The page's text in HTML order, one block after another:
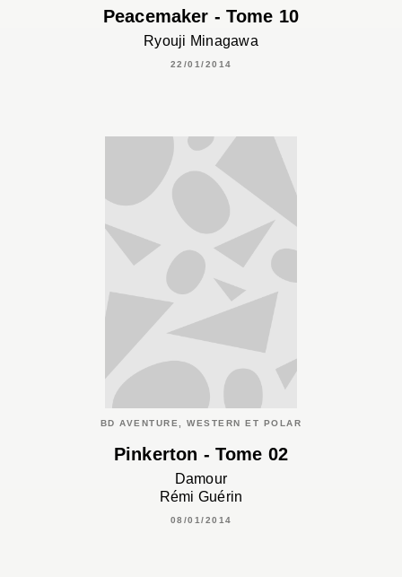
Peacemaker - Tome 10
Ryouji Minagawa
22/01/2014
BD AVENTURE, WESTERN ET POLAR
Pinkerton - Tome 02
Damour
Rémi Guérin
08/01/2014